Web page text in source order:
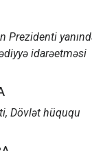
Prezidenti
idarəetməsi
Dövlət hüququ